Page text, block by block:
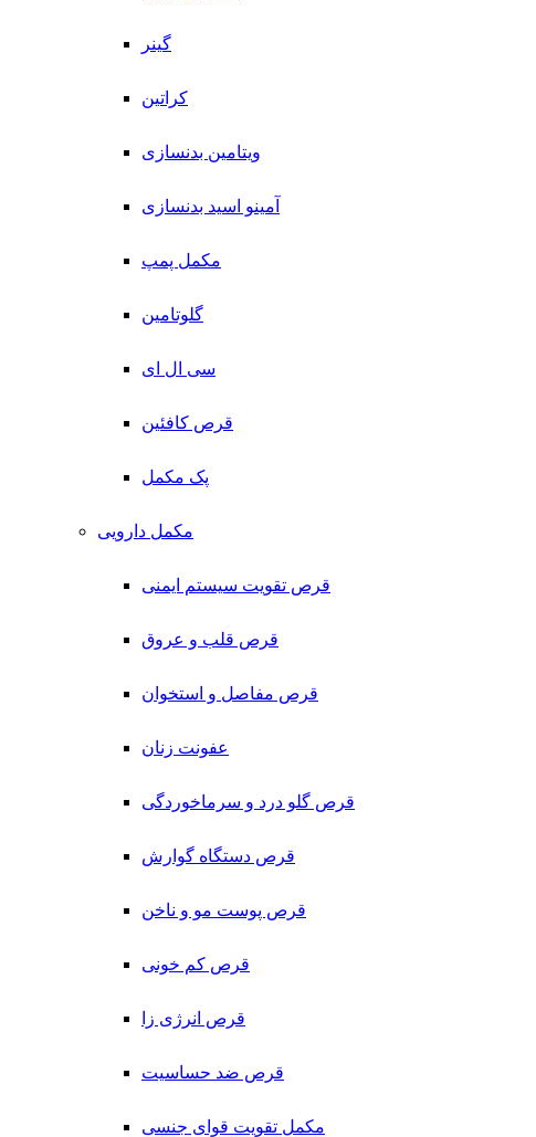
گینر
کراتین
ویتامین بدنسازی
آمینو اسید بدنسازی
مکمل پمپ
گلوتامین
سی ال ای
قرص کافئین
پک مکمل
مکمل دارویی
قرص تقویت سیستم ایمنی
قرص قلب و عروق
قرص مفاصل و استخوان
عفونت زنان
قرص گلو درد و سرماخوردگی
قرص دستگاه گوارش
قرص پوست مو و ناخن
قرص کم خونی
قرص انرژی زا
قرص ضد حساسیت
مکمل تقویت قوای جنسی